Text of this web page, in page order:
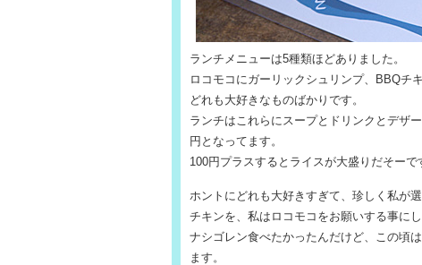
ランチメニューは5種類ほどありました。
ロコモコにガーリックシュリンプ、BBQチ
どれも大好きなものばかりです。
ランチはこれらにスープとドリンクとデザ
円となってます。
100円プラスするとライスが大盛りだそーで
ホントにどれも大好きすぎて、珍しく私が
チキンを、私はロコモコをお願いする事にし
ナシゴレン食べたかったんだけど、この頃
ます。